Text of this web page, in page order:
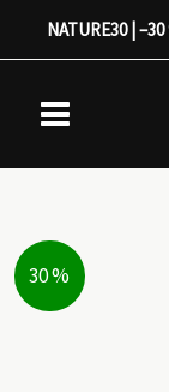
NATURE30 |
30 %